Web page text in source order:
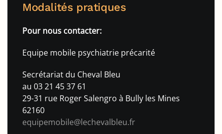
Modalités pratiques
Pour nous contacter:
Equipe mobile psychiatrie précarité
Secrétariat du Cheval Bleu
au 03 21 45 37 61
29-31 rue Roger Salengro à Bully les Mines
62160
equipemobile@lechevalbleu.fr